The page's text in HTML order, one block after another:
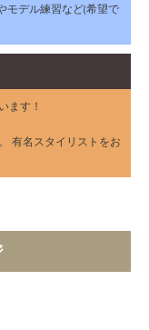
モデル練習など(希望で
ます！
有名スタイリストをお